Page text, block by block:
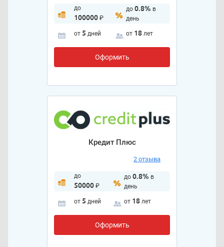
до
100000₽
до 0.8% в
день
от 5 дней от 18 лет
Оформить
Кредит Плюс
2 отзыва
до
50000₽
до 0.8% в
день
от 5 дней от 18 лет
Оформить